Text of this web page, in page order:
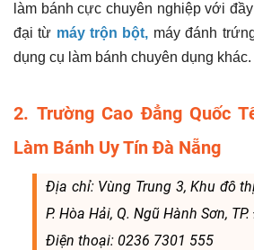
làm bánh cực chuyên nghiệp với
đại từ máy trộn bột, máy đánh
dụng cụ làm bánh chuyên dụng khác.
2. Trường Cao Đẳng Quốc
Làm Bánh Uy Tín Đà Nẵng
Địa chỉ: Vùng Trung 3, Khu đô
P. Hòa Hải, Q. Ngũ Hành Sơn,
Điện thoại: 0236 7301 555